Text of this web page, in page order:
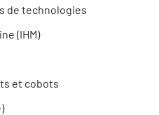
de technologies
(IHM)
et cobots